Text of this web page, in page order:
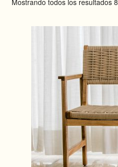
Mostrando todos los resultados 8